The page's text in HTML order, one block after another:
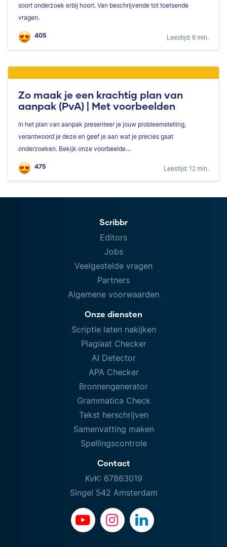
soort onderzoek erbij hoort. Van beschrijvende tot toetsende
vragen.
405 Leestijd: 6 min.
Zo maak je een krachtig plan van
aanpak (PvA) | Met voorbeelden
In het plan van aanpak presenteer je jouw probleemstelling,
verantwoord je deze en geef je aan wat je precies gaat
onderzoeken. Bekijk onze voorbeelde…
475 Leestijd: 12 min.
Scribbr
Editors
Jobs
Veelgestelde vragen
Partners
Algemene voorwaarden
Onze diensten
Scriptie laten nakijken
Plagiaat Checker
AI Detector
APA Checker
Bronnengenerator
Grammatica Check
Tekst herschrijven
Samenvatting maken
Spellingscontrole
Contact
KvK: 67863019
Singel 542 Amsterdam